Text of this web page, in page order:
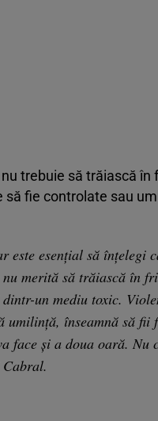
trebuie să trăiască în
fie controlate sau
este esențial să înțelegi
merită să trăiască în
un mediu toxic.
umilință, înseamnă să fii
face și a doua oară. Nu